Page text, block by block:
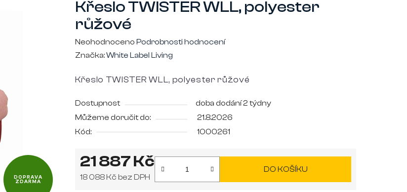
Křeslo TWISTER WLL, polyester
růžové
Průměrné
hodnocení
je
z
5
hvězdiček.
Neohodnoceno Podrobnosti hodnocení
Značka:White Label Living
Křeslo TWISTER WLL, polyester růžové
Dostupnost
doba dodání 2 týdny
Můžeme doručit do:
21.8.2026
Kód:
1000261
21 887 Kč
18 088 Kč bez DPH
DO KOŠÍKU
DOPRAVA
ZDARMA